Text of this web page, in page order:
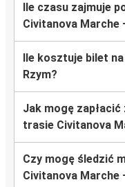
Ile czasu zajmuje
Civitanova Marche
Ile kosztuje bilet
Rzym?
Jak mogę
trasie Civitanova
Czy mogę śledzić
Civitanova Marche